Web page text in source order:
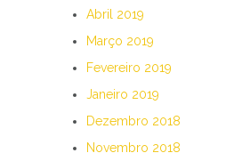
Abril 2019
Março 2019
Fevereiro 2019
Janeiro 2019
Dezembro 2018
Novembro 2018